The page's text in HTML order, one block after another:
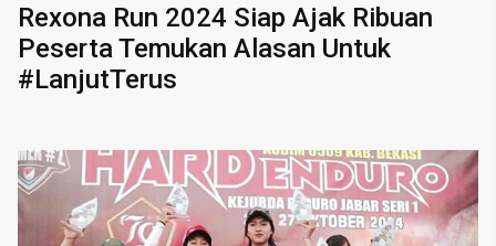
Rexona Run 2024 Siap Ajak Ribuan
Peserta Temukan Alasan Untuk
#LanjutTerus